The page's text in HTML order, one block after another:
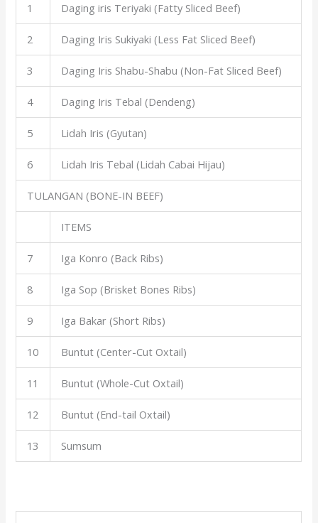
1 Daging iris Teriyaki (Fatty Sliced Beef)
2 Daging Iris Sukiyaki (Less Fat Sliced Beef)
3 Daging Iris Shabu-Shabu (Non-Fat Sliced Beef)
4 Daging Iris Tebal (Dendeng)
5 Lidah Iris (Gyutan)
6 Lidah Iris Tebal (Lidah Cabai Hijau)
TULANGAN (BONE-IN BEEF)
ITEMS
7 Iga Konro (Back Ribs)
8 Iga Sop (Brisket Bones Ribs)
9 Iga Bakar (Short Ribs)
10 Buntut (Center-Cut Oxtail)
11 Buntut (Whole-Cut Oxtail)
12 Buntut (End-tail Oxtail)
13 Sumsum